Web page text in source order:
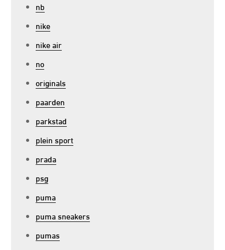
nb
nike
nike air
no
originals
paarden
parkstad
plein sport
prada
psg
puma
puma sneakers
pumas